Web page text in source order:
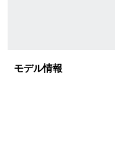
モデル情報